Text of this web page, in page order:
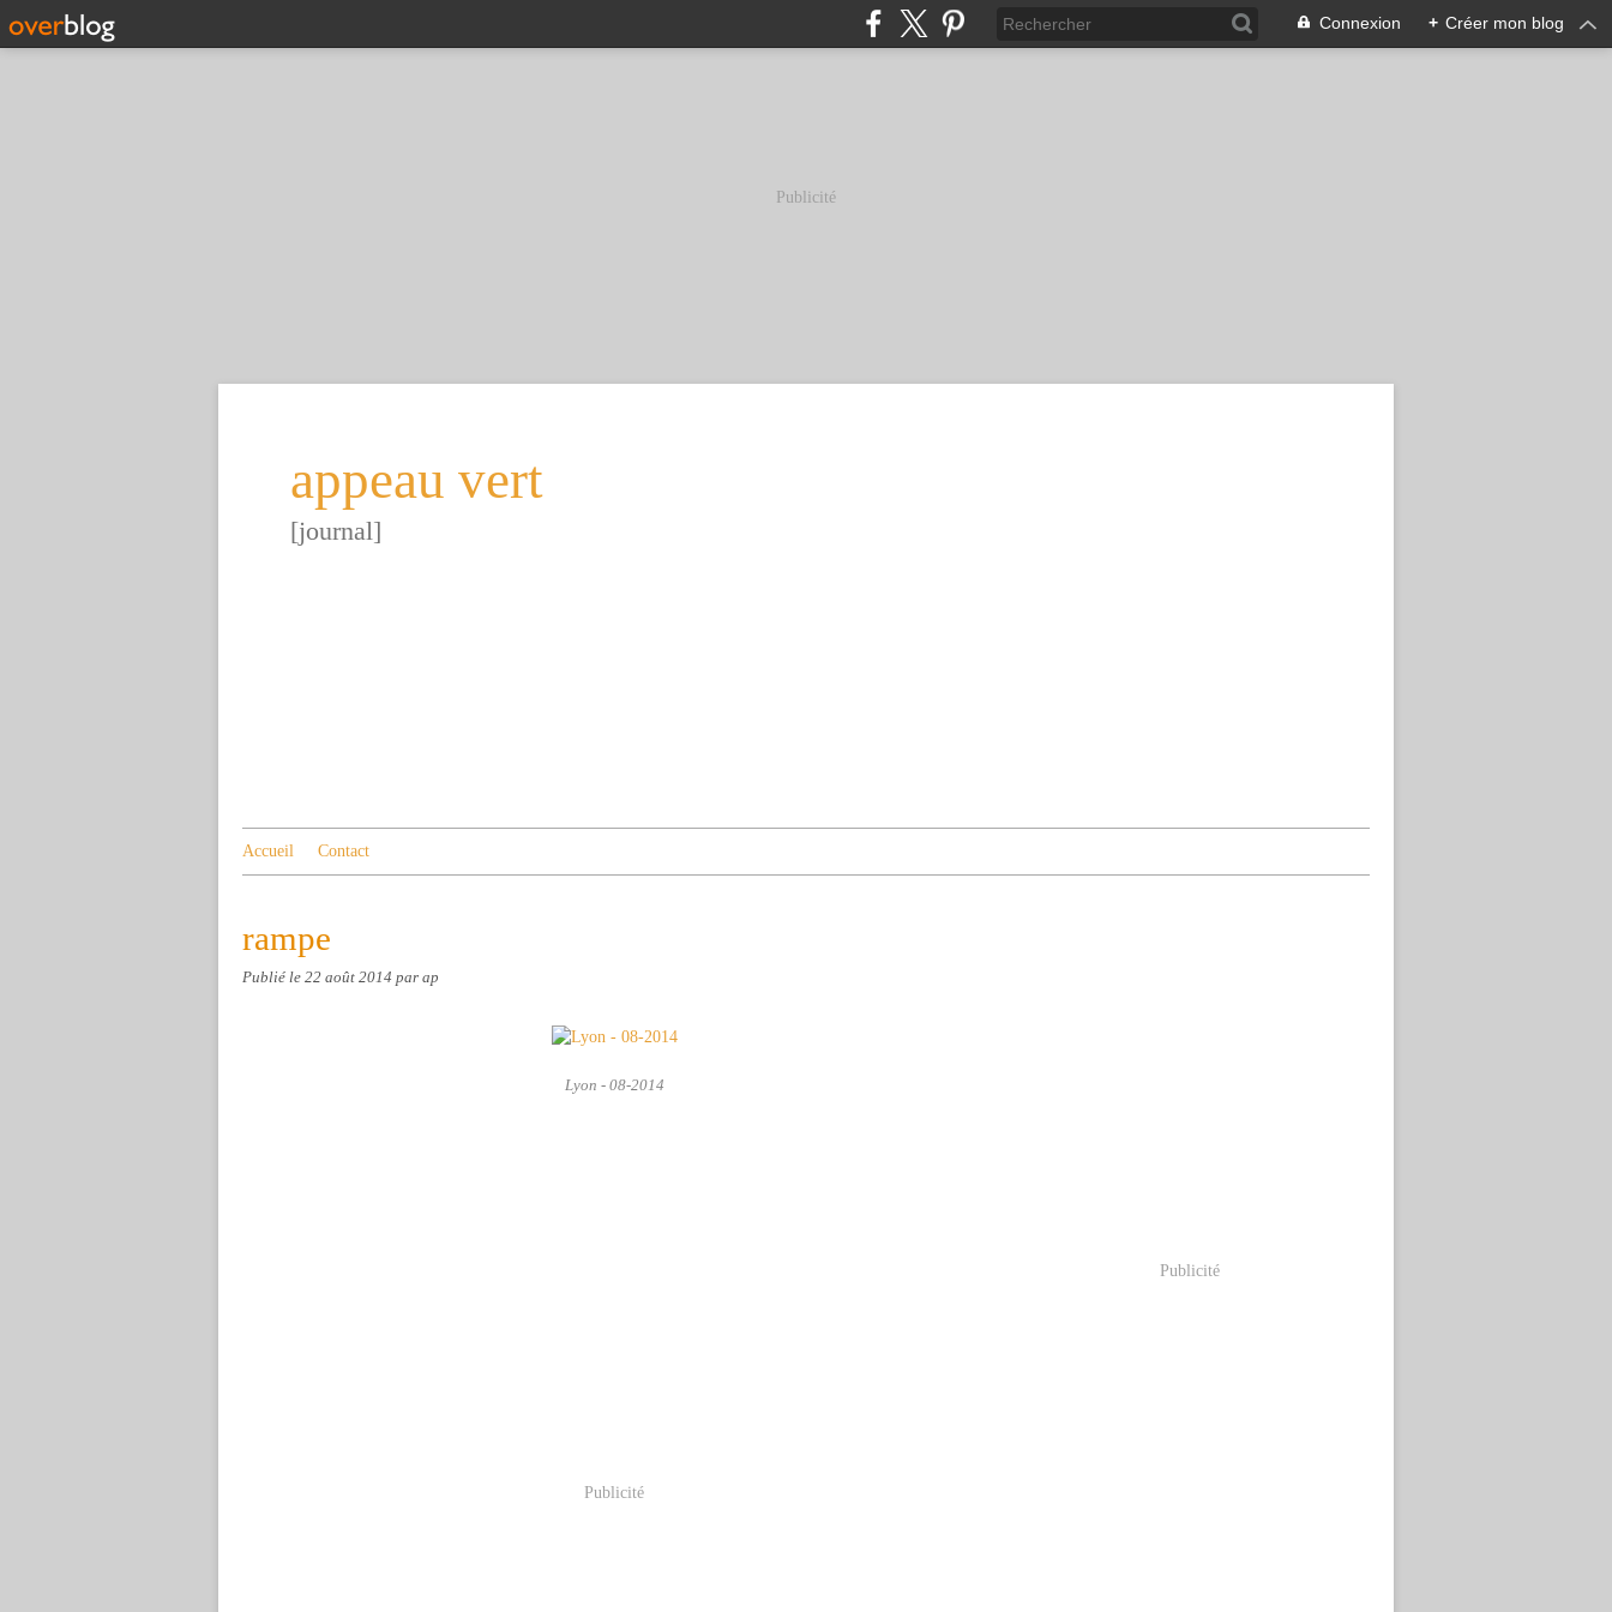
Connexion + Créer mon blog
Publicité
appeau vert
[journal]
Accueil Contact
rampe
Publié le 22 août 2014 par ap
Lyon - 08-2014
Publicité
Publicité